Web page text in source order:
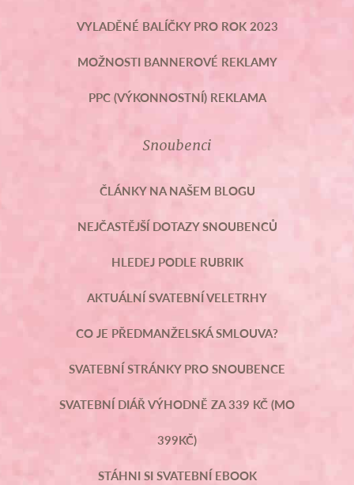
VYLADĚNÉ BALÍČKY PRO ROK 2023
MOŽNOSTI BANNEROVÉ REKLAMY
PPC (VÝKONNOSTNÍ) REKLAMA
Snoubenci
ČLÁNKY NA NAŠEM BLOGU
NEJČASTĚJŠÍ DOTAZY SNOUBENCŮ
HLEDEJ PODLE RUBRIK
AKTUÁLNÍ SVATEBNÍ VELETRHY
CO JE PŘEDMANŽELSKÁ SMLOUVA?
SVATEBNÍ STRÁNKY PRO SNOUBENCE
SVATEBNÍ DIÁŘ VÝHODNĚ ZA 339 KČ (MO
399KČ)
STÁHNI SI SVATEBNÍ EBOOK